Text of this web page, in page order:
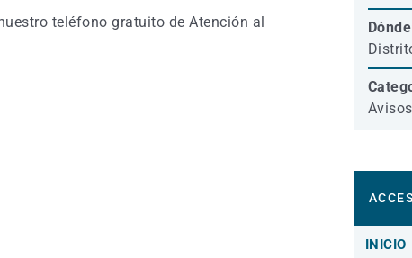
teléfono gratuito de Atención al
Avisos
INICIO